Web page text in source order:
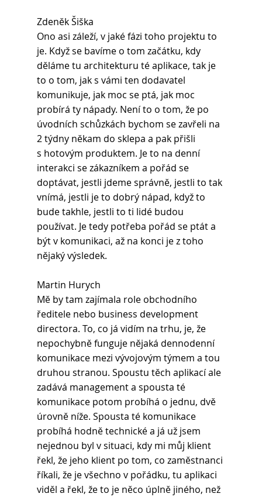
Zdeněk Šiška
Ono asi záleží, v jaké fázi toho projektu to
je. Když se bavíme o tom začátku, kdy
děláme tu architekturu té aplikace, tak je
to o tom, jak s vámi ten dodavatel
komunikuje, jak moc se ptá, jak moc
probírá ty nápady. Není to o tom, že po
úvodních schůzkách bychom se zavřeli na
2 týdny někam do sklepa a pak přišli
s hotovým produktem. Je to na denní
interakci se zákazníkem a pořád se
doptávat, jestli jdeme správně, jestli to tak
vnímá, jestli je to dobrý nápad, když to
bude takhle, jestli to ti lidé budou
používat. Je tedy potřeba pořád se ptát a
být v komunikaci, až na konci je z toho
nějaký výsledek.
Martin Hurych
Mě by tam zajímala role obchodního
ředitele nebo business development
directora. To, co já vidím na trhu, je, že
nepochybně funguje nějaká dennodenní
komunikace mezi vývojovým týmem a tou
druhou stranou. Spoustu těch aplikací ale
zadává management a spousta té
komunikace potom probíhá o jednu, dvě
úrovně níže. Spousta té komunikace
probíhá hodně technické a já už jsem
nejednou byl v situaci, kdy mi můj klient
řekl, že jeho klient po tom, co zaměstnanci
říkali, že je všechno v pořádku, tu aplikaci
viděl a řekl, že to je něco úplně jiného, než